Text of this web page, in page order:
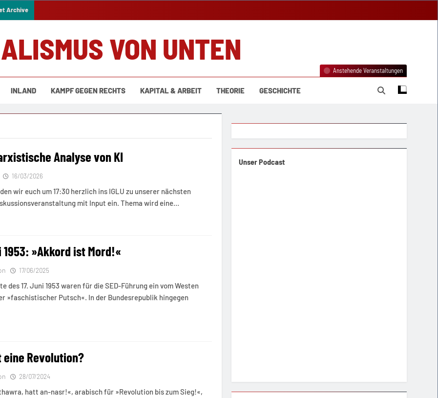
Archive
VON UNTEN
INLAND KAMPF GEGEN RECHTS KAPITAL & ARBEIT THEORIE GESCHICHTE
Anstehende Veranstaltungen
Analyse von KI
16/03/2026
wir euch um 17:30 herzlich ins IGLU zu unserer nächsten
mit Input ein. Thema wird eine…
1953: »Akkord ist Mord!«
17/06/2025
des 17. Juni 1953 waren für die SED-Führung ein vom Westen
»faschistischer Putsch«. In der Bundesrepublik hingegen
eine Revolution?
28/07/2024
hatt an-nasr!«, arabisch für »Revolution bis zum Sieg!«,
Unser Podcast